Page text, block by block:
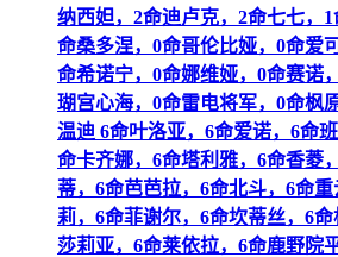
纳西妲，2命迪卢克，2命七七，
命桑多涅，0命哥伦比娅，0命爱
命希诺宁，0命娜维娅，0命赛诺
瑚宫心海，0命雷电将军，0命枫
温迪 6命叶洛亚，6命爱诺，6命
命卡齐娜，6命塔利雅，6命香菱
蒂，6命芭芭拉，6命北斗，6命
莉，6命菲谢尔，6命坎蒂丝，6
莎莉亚，6命莱依拉，6命鹿野院